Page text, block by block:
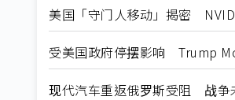
美国「守门人移动」揭密
受美国政府停摆影响 Trump
现代汽车重返俄罗斯受阻 战争